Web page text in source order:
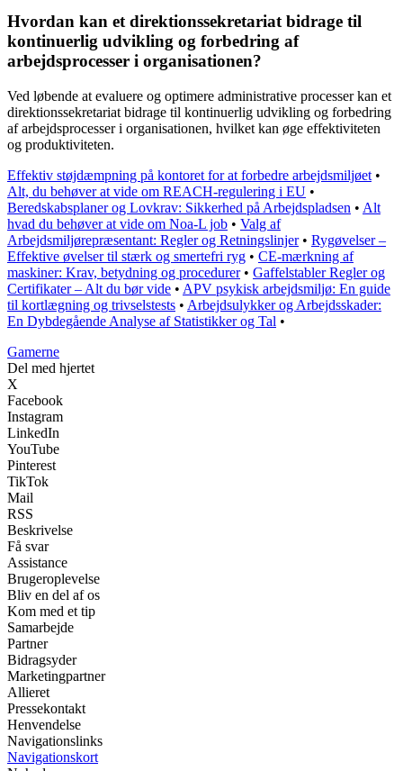
Hvordan kan et direktionssekretariat bidrage til
kontinuerlig udvikling og forbedring af
arbejdsprocesser i organisationen?
Ved løbende at evaluere og optimere administrative processer kan et
direktionssekretariat bidrage til kontinuerlig udvikling og forbedring
af arbejdsprocesser i organisationen, hvilket kan øge effektiviteten
og produktiviteten.
Effektiv støjdæmpning på kontoret for at forbedre arbejdsmiljøet •
Alt, du behøver at vide om REACH-regulering i EU •
Beredskabsplaner og Lovkrav: Sikkerhed på Arbejdspladsen • Alt
hvad du behøver at vide om Noa-L job • Valg af
Arbejdsmiljørepræsentant: Regler og Retningslinjer• Rygøvelser –
Effektive øvelser til stærk og smertefri ryg • CE-mærkning af
maskiner: Krav, betydning og procedurer• Gaffelstabler Regler og
Certifikater – Alt du bør vide • APV psykisk arbejdsmiljø: En guide
til kortlægning og trivselstests • Arbejdsulykker og Arbejdsskader:
En Dybdegående Analyse af Statistikker og Tal •
Gamerne
Del med hjertet
X
Facebook
Instagram
LinkedIn
YouTube
Pinterest
TikTok
Mail
RSS
Beskrivelse
Få svar
Assistance
Brugeroplevelse
Bliv en del af os
Kom med et tip
Samarbejde
Partner
Bidragsyder
Marketingpartner
Allieret
Pressekontakt
Henvendelse
Navigationslinks
Navigationskort